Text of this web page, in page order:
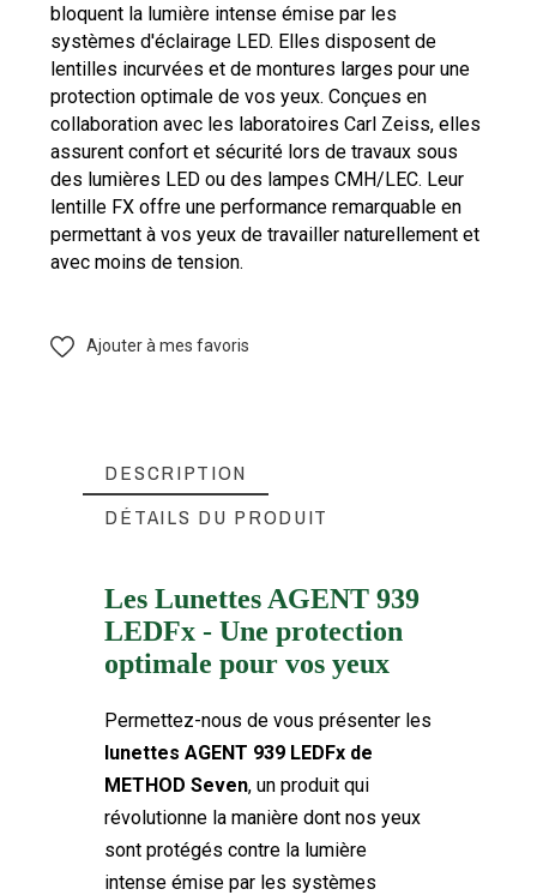
bloquent la lumière intense émise par les
systèmes d'éclairage LED. Elles disposent de
lentilles incurvées et de montures larges pour une
protection optimale de vos yeux. Conçues en
collaboration avec les laboratoires Carl Zeiss, elles
assurent confort et sécurité lors de travaux sous
des lumières LED ou des lampes CMH/LEC. Leur
lentille FX offre une performance remarquable en
permettant à vos yeux de travailler naturellement et
avec moins de tension.
Ajouter à mes favoris
DESCRIPTION
DÉTAILS DU PRODUIT
Les Lunettes AGENT 939
LEDFx - Une protection
optimale pour vos yeux
Permettez-nous de vous présenter les
lunettes AGENT 939 LEDFx de
METHOD Seven, un produit qui
révolutionne la manière dont nos yeux
sont protégés contre la lumière
intense émise par les systèmes
Marque METHOD SEVEN
RéférenceFTK-GLS04